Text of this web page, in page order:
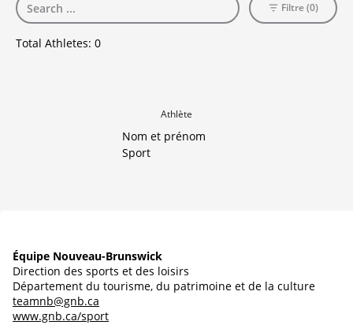
Total Athletes: 0
Filtre (0)
Athlète
Nom et prénom
Sport
Équipe Nouveau-Brunswick
Direction des sports et des loisirs
Département du tourisme, du patrimoine et de la culture
teamnb@gnb.ca
www.gnb.ca/sport